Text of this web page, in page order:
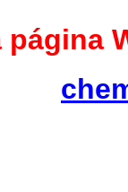
página